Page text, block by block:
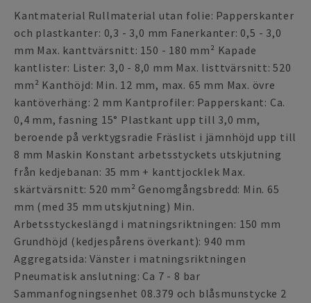
Kantmaterial Rullmaterial utan folie: Papperskanter
och plastkanter: 0,3 - 3,0 mm Fanerkanter: 0,5 - 3,0
mm Max. kanttvärsnitt: 150 - 180 mm² Kapade
kantlister: Lister: 3,0 - 8,0 mm Max. listtvärsnitt: 520
mm² Kanthöjd: Min. 12 mm, max. 65 mm Max. övre
kantöverhäng: 2 mm Kantprofiler: Papperskant: Ca.
0,4 mm, fasning 15° Plastkant upp till 3,0 mm,
beroende på verktygsradie Fräslist i jämnhöjd upp till
8 mm Maskin Konstant arbetsstyckets utskjutning
från kedjebanan: 35 mm + kanttjocklek Max.
skärtvärsnitt: 520 mm² Genomgångsbredd: Min. 65
mm (med 35 mm utskjutning) Min.
Arbetsstyckeslängd i matningsriktningen: 150 mm
Grundhöjd (kedjespårens överkant): 940 mm
Aggregatsida: Vänster i matningsriktningen
Pneumatisk anslutning: Ca 7 - 8 bar
Sammanfogningsenhet 08.379 och blåsmunstycke 2